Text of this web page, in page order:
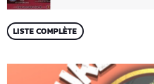
LISTE COMPLÈTE